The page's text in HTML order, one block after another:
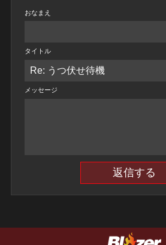
おなまえ
タイトル
メッセージ